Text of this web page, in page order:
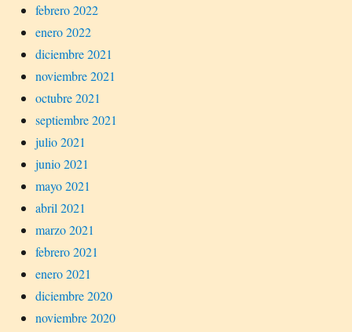
febrero 2022
enero 2022
diciembre 2021
noviembre 2021
octubre 2021
septiembre 2021
julio 2021
junio 2021
mayo 2021
abril 2021
marzo 2021
febrero 2021
enero 2021
diciembre 2020
noviembre 2020